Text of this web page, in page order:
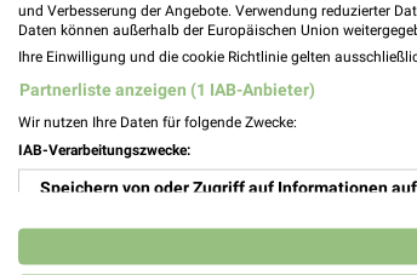
dm Wochenprospekt &
DocMorris Prospekte
und Verbesserung der Angebote. Verwendung reduzierter
Daten können außerhalb der Europäischen Union
Ihre Einwilligung und die cookie Richtlinie gelten
Partnerliste anzeigen (1 IAB-Anbieter)
Wir nutzen Ihre Daten für folgende Zwecke:
IAB-Verarbeitungszwecke:
Speichern von oder Zugriff auf Informationen
Verwendung reduzierter Daten zur Auswahl von